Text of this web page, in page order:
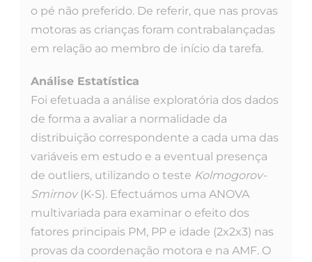
o pé não preferido. De referir, que nas provas
motoras as crianças foram contrabalançadas
em relação ao membro de início da tarefa.
Análise Estatística
Foi efetuada a análise exploratória dos dados
de forma a avaliar a normalidade da
distribuição correspondente a cada uma das
variáveis em estudo e a eventual presença
de outliers, utilizando o teste Kolmogorov-
Smirnov(K-S). Efectuámos uma ANOVA
multivariada para examinar o efeito dos
fatores principais PM, PP e idade (2x2x3) nas
provas da coordenação motora e na AMF. O